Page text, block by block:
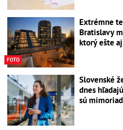
FOTO
Extrémne
Bratislavy
ktorý ešte
Slovenské
dnes
sú